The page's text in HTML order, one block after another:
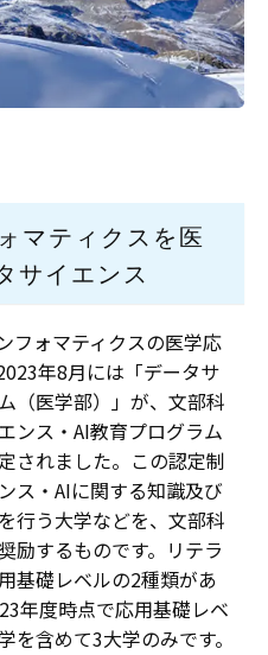
マティクスを医
サイエンス
フォマティクスの医学応
年8月には「データサ
（医学部）」が、文部科
ンス・AI教育プログラム
されました。この認定制
ス・AIに関する知識及び
行う大学などを、文部科
励するものです。リテラ
基礎レベルの2種類があ
年度時点で応用基礎レベ
含めて3大学のみです。